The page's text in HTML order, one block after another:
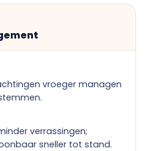
vroeger managen
verrassingen;
sneller tot stand.